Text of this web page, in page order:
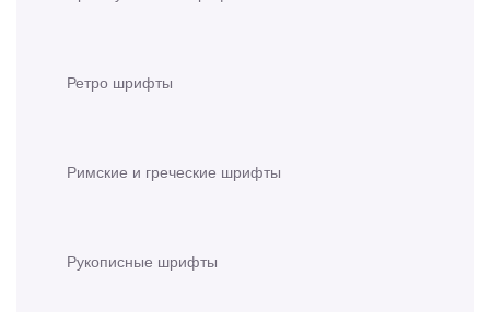
Ретро шрифты
Римские и греческие шрифты
Рукописные шрифты